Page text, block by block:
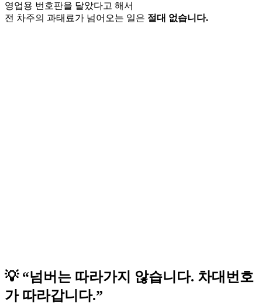
영업용 번호판을 달았다고 해서
전 차주의 과태료가 넘어오는 일은 절대 없습니다.
💡 “넘버는 따라가지 않습니다. 차대번호
가 따라갑니다.”